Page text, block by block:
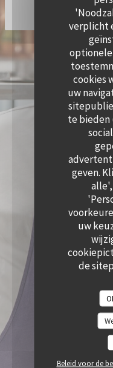
verplicht
optionele
cookies
uw
te bieden
geven.
uw
de
Beleid voor de
© 2026 QUAI OUEST —
DISCLAIMER
BELEID BESCHERMING